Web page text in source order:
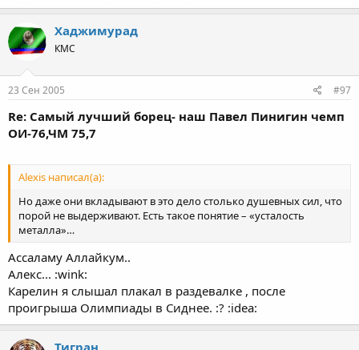
Хаджимурад
КМС
23 Сен 2005 #97
Re: Самый лучший борец- наш Павел Пинигин чемп
ОИ-76,ЧМ 75,7
Alexis написал(а):
Но даже они вкладывают в это дело столько душевных сил, что
порой не выдерживают. Есть такое понятие – «усталость
металла»…
Ассаламу Аллайкум..
Алекс... :wink:
Карелин я слышал плакал в раздевалке , после
проигрыша Олимпиады в Сиднее. :? :idea:
Тигран